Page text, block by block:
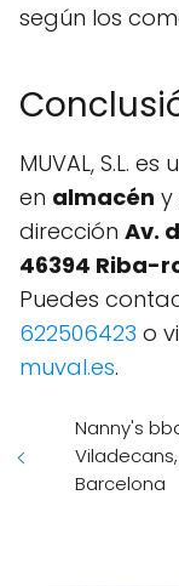
según los
MUVAL, S.L.
en almacén y
dirección Av.
46394 Riba-
Puedes
622506423 o
muval.es.
Nanny's
Viladecans,
Barcelona